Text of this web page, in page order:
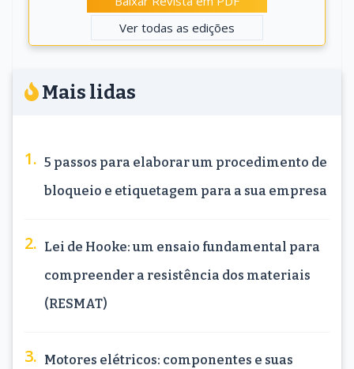
Ver todas as edições
Mais lidas
5 passos para elaborar um procedimento de
bloqueio e etiquetagem para a sua empresa
Lei de Hooke: um ensaio fundamental para
compreender a resistência dos materiais
(RESMAT)
Motores elétricos: componentes e suas